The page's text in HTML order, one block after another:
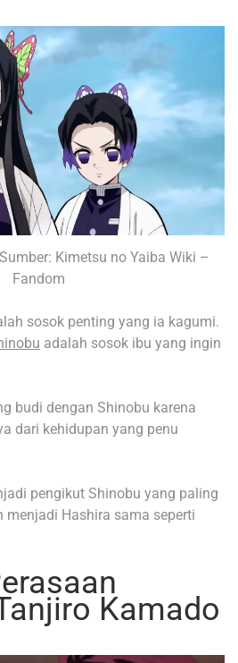
Kimetsu no Yaiba Wiki –
Fandom
sosok penting yang ia kagumi.
adalah sosok ibu yang ingin
budi dengan Shinobu karena
dari kehidupan yang penu
pengikut Shinobu yang paling
menjadi Hashira sama seperti
Kamado